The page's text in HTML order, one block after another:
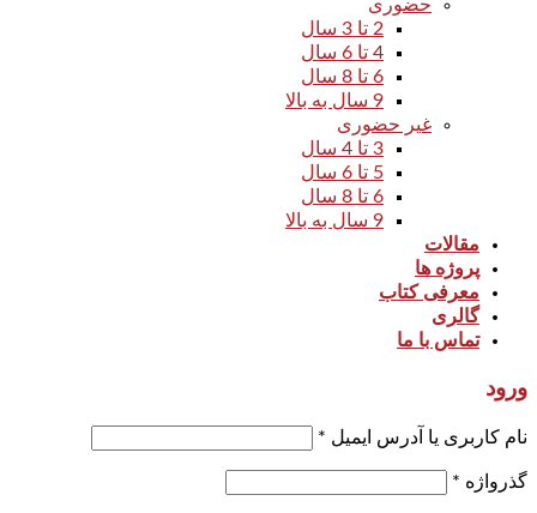
حضوری
2 تا 3 سال
4 تا 6 سال
6 تا 8 سال
9 سال به بالا
غیر حضوری
3 تا 4 سال
5 تا 6 سال
6 تا 8 سال
9 سال به بالا
مقالات
پروژه ها
معرفی کتاب
گالری
تماس با ما
ورود
نام کاربری یا آدرس ایمیل *
گذرواژه *